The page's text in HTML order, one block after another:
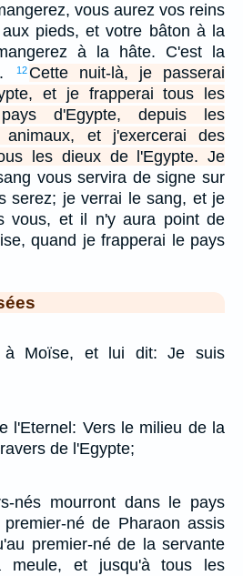
vous aurez vos reins
pieds, et votre bâton à la
à la hâte. C'est la
12 Cette nuit-là, je passerai
et je frapperai tous les
d'Egypte, depuis les
animaux, et j'exercerai des
les dieux de l'Egypte. Je
vous servira de signe sur
serez; je verrai le sang, et je
vous, et il n'y aura point de
quand je frapperai le pays
à Moïse, et lui dit: Je suis
l'Eternel: Vers le milieu de la
de l'Egypte;
nés mourront dans le pays
né de Pharaon assis
premier-né de la servante
meule, et jusqu'à tous les